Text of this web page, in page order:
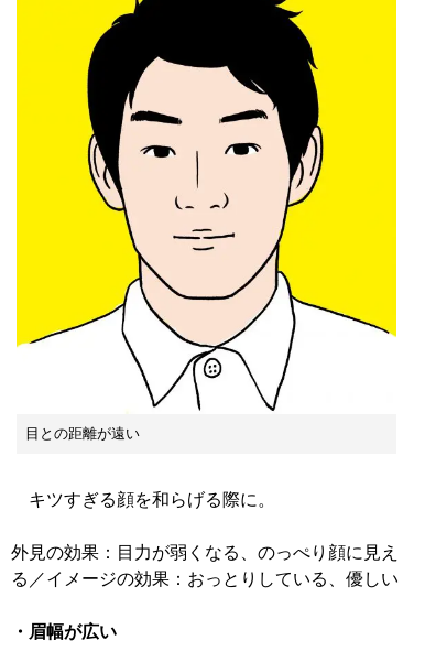
目との距離が遠い
キツすぎる顔を和らげる際に。
外見の効果：目力が弱くなる、のっぺり顔に見え
る／イメージの効果：おっとりしている、優しい
・眉幅が広い